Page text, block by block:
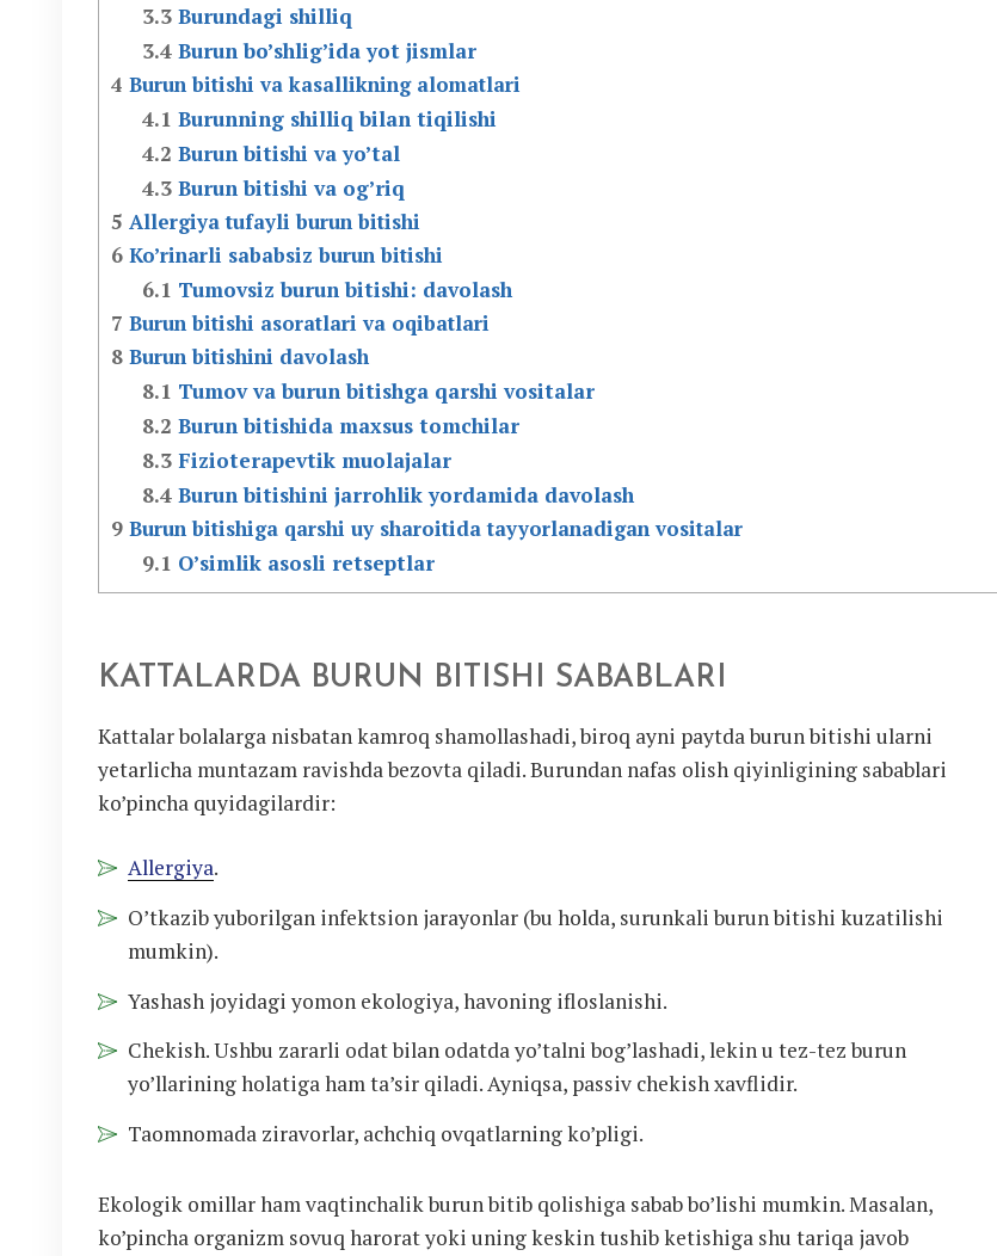
3.3Burundagi shilliq
3.4Burun bo’shlig’ida yot jismlar
4 Burun bitishi va kasallikning alomatlari
4.1 Burunning shilliq bilan tiqilishi
4.2 Burun bitishi va yo’tal
4.3Burun bitishi va og’riq
5 Allergiya tufayli burun bitishi
6 Ko’rinarli sababsiz burun bitishi
6.1 Tumovsiz burun bitishi: davolash
7 Burun bitishi asoratlari va oqibatlari
8 Burun bitishini davolash
8.1 Tumov va burun bitishga qarshi vositalar
8.2 Burun bitishida maxsus tomchilar
8.3Fizioterapevtik muolajalar
8.4Burun bitishini jarrohlik yordamida davolash
9 Burun bitishiga qarshi uy sharoitida tayyorlanadigan vositalar
9.1 O’simlik asosli retseptlar
KATTALARDA BURUN BITISHI SABABLARI
Kattalar bolalarga nisbatan kamroq shamollashadi, biroq ayni paytda burun bitishi ularni
yetarlicha muntazam ravishda bezovta qiladi. Burundan nafas olish qiyinligining sabablari
ko’pincha quyidagilardir:
Allergiya.
O’tkazib yuborilgan infektsion jarayonlar (bu holda, surunkali burun bitishi kuzatilishi
mumkin).
Yashash joyidagi yomon ekologiya, havoning ifloslanishi.
Chekish. Ushbu zararli odat bilan odatda yo’talni bog’lashadi, lekin u tez-tez burun
yo’llarining holatiga ham ta’sir qiladi. Ayniqsa, passiv chekish xavflidir.
Taomnomada ziravorlar, achchiq ovqatlarning ko’pligi.
Ekologik omillar ham vaqtinchalik burun bitib qolishiga sabab bo’lishi mumkin. Masalan,
ko’pincha organizm sovuq harorat yoki uning keskin tushib ketishiga shu tariqa javob